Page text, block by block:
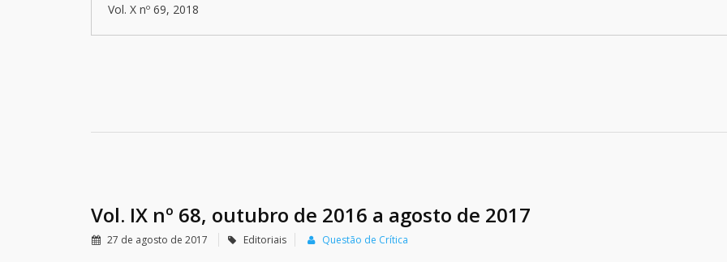
Vol. X nº 69, 2018
Vol. IX nº 68, outubro de 2016 a agosto de 2017
27 de agosto de 2017 Editoriais Questão de Crítica